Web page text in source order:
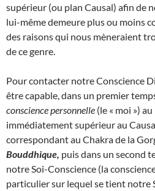
supérieur (ou plan Causal) afin de
lui-même demeure plus ou moins
des raisons qui nous mèneraient
de ce genre.
Pour contacter notre Conscience
être capable, dans un premier
conscience personnelle (le « moi »)
immédiatement supérieur au
correspondant au Chakra de la
Bouddhique, puis dans un second
notre Soi-Conscience (la
particulier sur lequel se tient notre